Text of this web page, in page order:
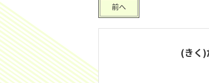
前へ
(きく)